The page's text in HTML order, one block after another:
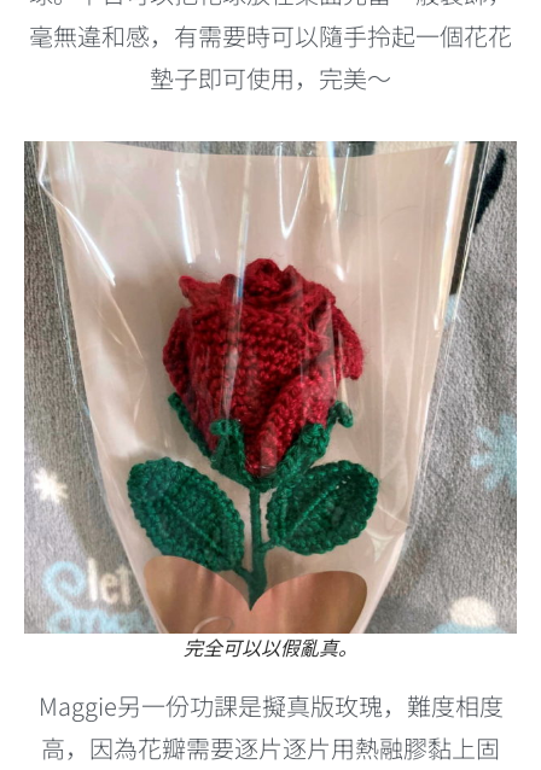
毫無違和感，有需要時可以隨手拎起一個花花
墊子即可使用，完美～
完全可以以假亂真。
Maggie另一份功課是擬真版玫瑰，難度相度
高，因為花瓣需要逐片逐片用熱融膠黏上固